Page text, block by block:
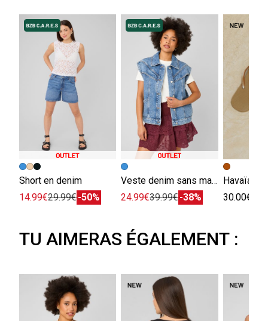
Short en denim
14.99€29.99€-50%
Veste denim sans manche
24.99€39.99€-38%
30.00€
TU AIMERAS ÉGALEMENT :